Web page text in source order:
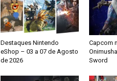
Destaques Nintendo
eShop – 03 a 07 de Agosto
de 2026
Capcom
Sword